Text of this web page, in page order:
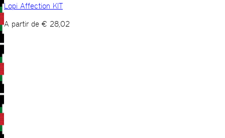
Lopi Affection KIT
A partir de € 28,02